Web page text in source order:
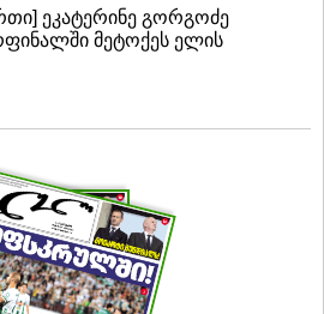
ეკატერინე გორგოძე
მეტოქეს ელის